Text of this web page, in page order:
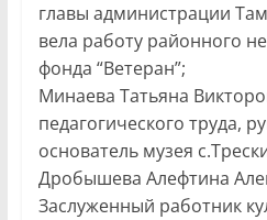
главы администрации
вела работу районного
фонда “Ветеран”;
Минаева Татьяна
педагогического труда,
основатель музея
Дробышева Алефтина
Заслуженный работник